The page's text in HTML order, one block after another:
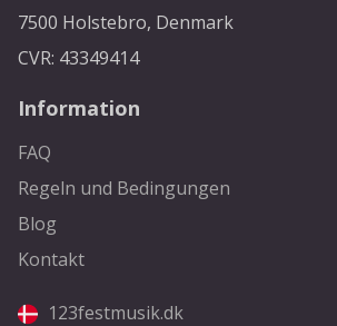
7500 Holstebro, Denmark
CVR: 43349414
Information
FAQ
Regeln und Bedingungen
Blog
Kontakt
123festmusik.dk